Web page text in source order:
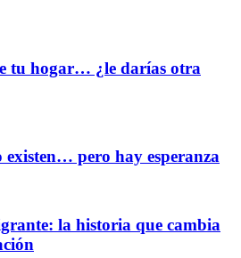
tu hogar… ¿le darías otra
existen… pero hay esperanza
la historia que cambia